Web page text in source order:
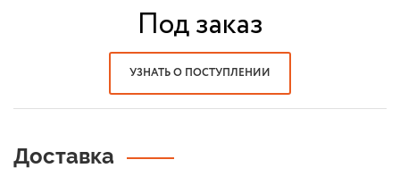
Под заказ
УЗНАТЬ О ПОСТУПЛЕНИИ
Доставка